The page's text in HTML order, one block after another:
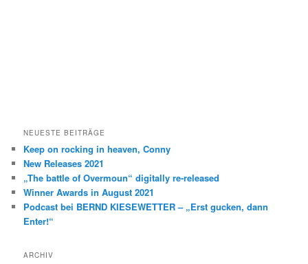
NEUESTE BEITRÄGE
Keep on rocking in heaven, Conny
New Releases 2021
„The battle of Overmoun“ digitally re-released
Winner Awards in August 2021
Podcast bei BERND KIESEWETTER – „Erst gucken, dann
Enter!“
ARCHIV